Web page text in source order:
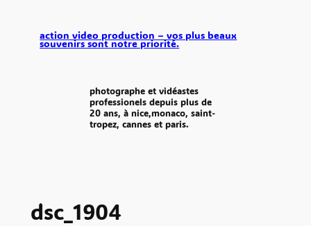
contenu
action video production – vos plus beaux
souvenirs sont notre priorité.
photographe et vidéastes
professionels depuis plus de
20 ans, à nice,monaco, saint-
tropez, cannes et paris.
dsc_1904